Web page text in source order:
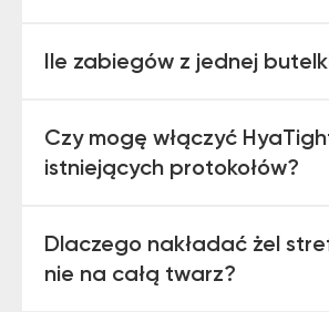
Ile zabiegów z jednej
Czy mogę włączyć
istniejących protokołów?
Dlaczego nakładać żel
nie na całą twarz?